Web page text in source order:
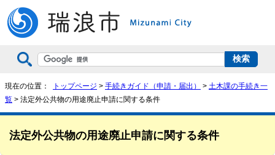
現在の位置： トップページ > 手続きガイド（申請・届出） > 土木課の手続き一
覧 > 法定外公共物の用途廃止申請に関する条件
法定外公共物の用途廃止申請に関する条件